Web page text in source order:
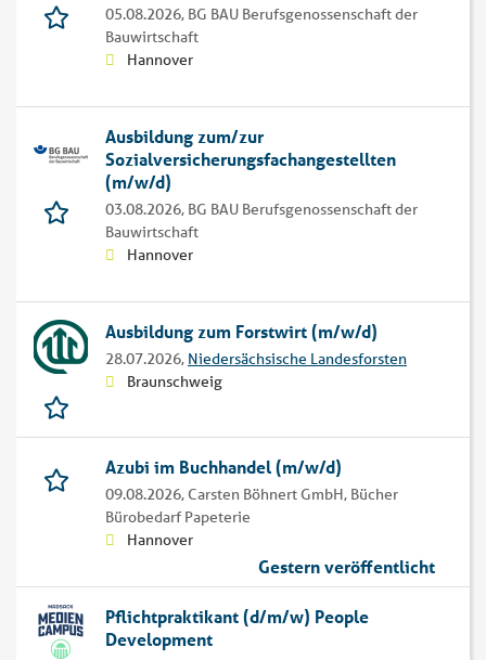
05.08.2026, BG BAU Berufsgenossenschaft der
Bauwirtschaft
Hannover
Ausbildung zum/zur
Sozialversicherungsfachangestellten
(m/w/d)
03.08.2026, BG BAU Berufsgenossenschaft der
Bauwirtschaft
Hannover
Ausbildung zum Forstwirt (m/w/d)
28.07.2026, Niedersächsische Landesforsten
Braunschweig
Azubi im Buchhandel (m/w/d)
09.08.2026, Carsten Böhnert GmbH, Bücher
Bürobedarf Papeterie
Hannover
Gestern veröffentlicht
Pflichtpraktikant (d/m/w) People
Development